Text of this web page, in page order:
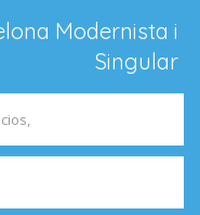
Modernista i
Singular